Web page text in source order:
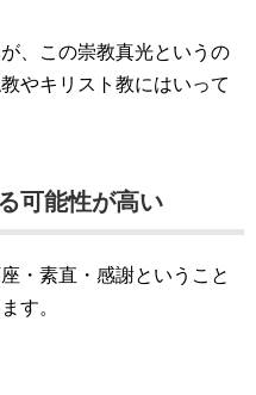
、この崇教真光というの
やキリスト教にはいって
可能性が高い
・素直・感謝ということ
す。